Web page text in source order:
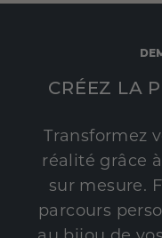
CRÉEZ LA
Transformez
réalité grâce
sur mesure.
parcours